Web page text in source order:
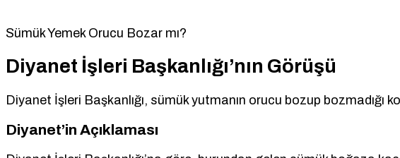
Sümük Yemek Orucu Bozar mı?
Diyanet İşleri Başkanlığı’nın Görüşü
Diyanet İşleri Başkanlığı, sümük yutmanın orucu bozup bozmadığı
Diyanet’in Açıklaması